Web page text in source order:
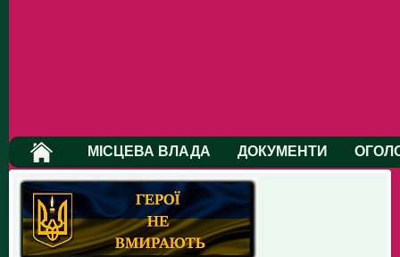
МІСЦЕВА ВЛАДА ДОКУМЕНТИ